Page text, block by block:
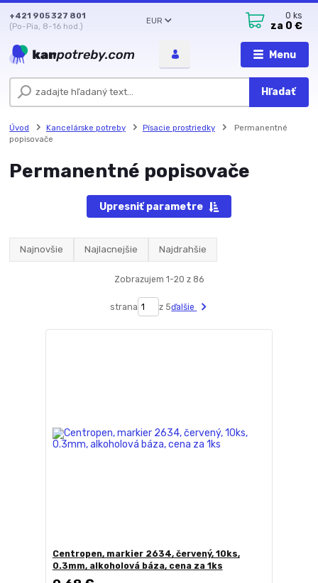
Menu
EUR
Hľadať
+421 905 327 801
(Po-Pia, 8-16 hod.)
0 ks
za 0 €
Úvod Kancelárske potreby Písacie prostriedky
Permanentné
popisovače
Permanentné popisovače
Upresniť parametre
Najnovšie Najlacnejšie Najdrahšie
Zobrazujem 1-20 z 86
strana z 5ďalšie
Centropen, markier 2634, červený, 10ks,
0.3mm, alkoholová báza, cena za 1ks